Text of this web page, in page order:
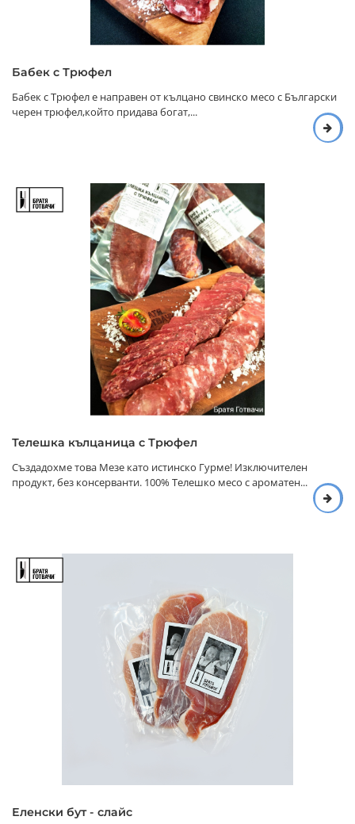
Бабек с Трюфел
Бабек с Трюфел е направен от кълцано свинско месо с Български
черен трюфел,който придава богат,...
Телешка кълцаница с Трюфел
Създадохме това Мезе като истинско Гурме! Изключителен
продукт, без консерванти. 100% Телешко месо с ароматен...
Еленски бут - слайс